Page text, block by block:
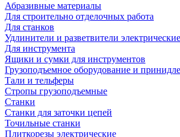
Абразивные материалы
Для строительно отделочных работа
Для станков
Удлинители и разветвители электрические
Для инструмента
Ящики и сумки для инструментов
Грузоподъемное оборудование и
Тали и тельферы
Стропы грузоподъемные
Станки
Станки для заточки цепей
Точильные станки
Плиткорезы электрические